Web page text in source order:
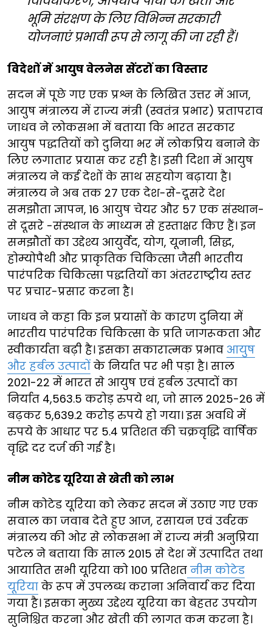
भूमि संरक्षण के लिए विभिन्न सरकारी
योजनाएं प्रभावी रूप से लागू की जा रही हैं।
विदेशों में आयुष वेलनेस सेंटरों का विस्तार
सदन में पूछे गए एक प्रश्न के लिखित उत्तर में आज,
आयुष मंत्रालय में राज्य मंत्री (स्वतंत्र प्रभार) प्रतापराव
जाधव ने लोकसभा में बताया कि भारत सरकार
आयुष पद्धतियों को दुनिया भर में लोकप्रिय बनाने के
लिए लगातार प्रयास कर रही है। इसी दिशा में आयुष
मंत्रालय ने कई देशों के साथ सहयोग बढ़ाया है।
मंत्रालय ने अब तक 27 एक देश-से-दूसरे देश
समझौता ज्ञापन, 16 आयुष चेयर और 57 एक संस्थान-
से दूसरे -संस्थान के माध्यम से हस्ताक्षर किए हैं। इन
समझौतों का उद्देश्य आयुर्वेद, योग, यूनानी, सिद्ध,
होम्योपैथी और प्राकृतिक चिकित्सा जैसी भारतीय
पारंपरिक चिकित्सा पद्धतियों का अंतरराष्ट्रीय स्तर
पर प्रचार-प्रसार करना है।
जाधव ने कहा कि इन प्रयासों के कारण दुनिया में
भारतीय पारंपरिक चिकित्सा के प्रति जागरूकता और
स्वीकार्यता बढ़ी है। इसका सकारात्मक प्रभाव आयुष
और हर्बल उत्पादों के निर्यात पर भी पड़ा है। साल
2021-22 में भारत से आयुष एवं हर्बल उत्पादों का
निर्यात 4,563.5 करोड़ रुपये था, जो साल 2025-26 में
बढ़कर 5,639.2 करोड़ रुपये हो गया। इस अवधि में
रुपये के आधार पर 5.4 प्रतिशत की चक्रवृद्धि वार्षिक
वृद्धि दर दर्ज की गई है।
नीम कोटेड यूरिया से खेती को लाभ
नीम कोटेड यूरिया को लेकर सदन में उठाए गए एक
सवाल का जवाब देते हुए आज, रसायन एवं उर्वरक
मंत्रालय की ओर से लोकसभा में राज्य मंत्री अनुप्रिया
पटेल ने बताया कि साल 2015 से देश में उत्पादित तथा
आयातित सभी यूरिया को 100 प्रतिशत नीम कोटेड
यूरिया के रूप में उपलब्ध कराना अनिवार्य कर दिया
गया है। इसका मुख्य उद्देश्य यूरिया का बेहतर उपयोग
सुनिश्चित करना और खेती की लागत कम करना है।